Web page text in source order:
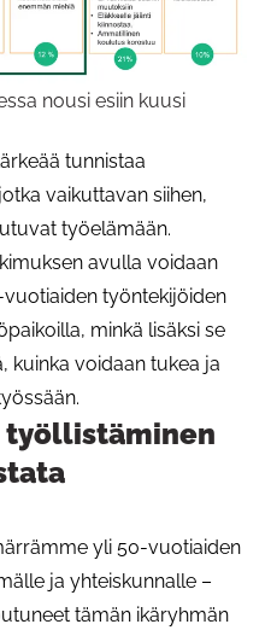
nousi esiin kuusi
tunnistaa
vaikuttavan siihen,
työelämään.
avulla voidaan
työntekijöiden
minkä lisäksi se
kuinka voidaan tukea ja
työllistäminen
yli 50-vuotiaiden
ja yhteiskunnalle –
tämän ikäryhmän